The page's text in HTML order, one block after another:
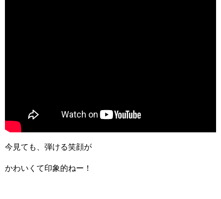
今見ても、弾ける笑顔が
かわいくて印象的ねー！